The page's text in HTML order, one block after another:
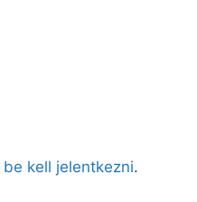
be kell jelentkezni.